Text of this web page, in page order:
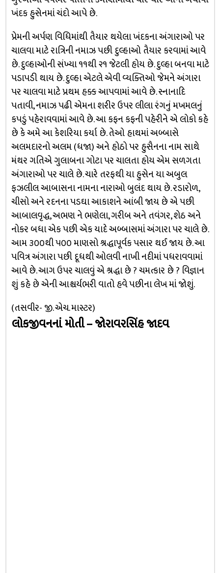
ખંદક હુસેનમાં ચંદો આપે છે.
પ્રેમની અર્પણ વિધિમાંથી તૈયાર થયેલા ખંદકના અંગારાઓ પર
ચાલવા માટે રાત્રિની નમાઝ પછી દુલ્હાઓ તૈયાર કરવામાં આવે
છે. દુલ્હાઓની સંખ્યા ૧૧થી ૨૧ જેટલી હોય છે. દુલ્હા બનવા માટે
પડાપડી થાય છે. દુલ્હા એટલે એવી વ્યક્તિઓ જેમને અંગારા
પર ચાલવા માટે પ્રથમ હક્ક આપવામાં આવે છે. સ્નાનાદિ
પતાવી, નમાઝ પઢી એમના શરીર ઉપર લીલા રંગનું મખમલનું
કપડું પહેરાવવામાં આવે છે. આ કફન કફની પહેરીને એ લોકો કહે
છે કે અમે આ કેશરિયા કર્યા છે. તેઓ હાથમાં અબ્બાસે
અલમદારનો અલમ (ધજા) અને હોઠો પર હુસૈનના નામ સાથે
મંથર ગતિએ ગુલાબના ગોટા પર ચાલતા હોય એમ સળગતા
અંગારાઓ પર ચાલે છે. ચારે તરફથી યા હુસેન યા અબુલ
ફઝલીલ આબાસના નામના નારાઓ બુલંદ થાય છે. રડારોળ,
ચીસો અને રદનના પડઘા આકાશને આંબી જાય છે એ પછી
આબાલવૃદ્ધ, અભણ ને ભણેલા, ગરીબ અને તવંગર, શેઠ અને
નોકર બધા એક પછી એક યાદે અબ્બાસમાં અંગારા પર ચાલે છે.
આમ ૩૦૦થી ૫૦૦ માણસો શ્રદ્ધાપૂર્વક પસાર થઈ જાય છે. આ
પવિત્ર અંગારા પછી દૂધથી ઓલવી નાખી નદીમાં પધરાવવામાં
આવે છે. આગ ઉપર ચાલવું એ શ્રદ્ધા છે ? ચમત્કાર છે ? વિજ્ઞાન
શું કહે છે એની આશ્ચર્યભરી વાતો હવે પછીના લેખ માં જોશું.
(તસવીર- જી. એચ. માસ્ટર)
લોકજીવનનાં મોતી – જોરાવરસિંહ જાદવ